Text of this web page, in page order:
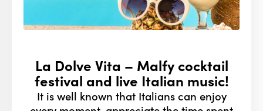
La Dolve Vita – Malfy cocktail
festival and live Italian music!
It is well known that Italians can enjoy